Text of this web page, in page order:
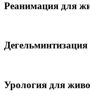
Реанимация для
Урология для